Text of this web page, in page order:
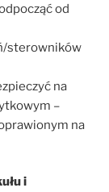
od
sterowników
na
–
na
i